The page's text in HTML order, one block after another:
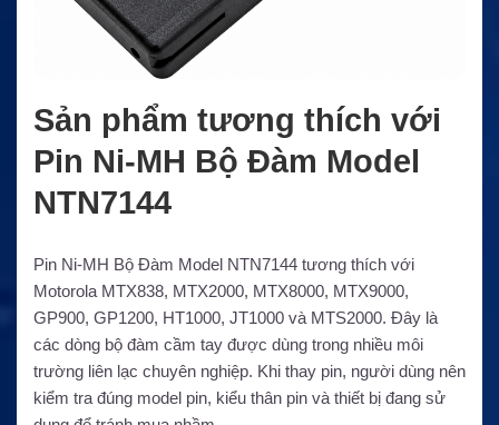
Sản phẩm tương thích với
Pin Ni-MH Bộ Đàm Model
NTN7144
Pin Ni-MH Bộ Đàm Model NTN7144 tương thích với
Motorola MTX838, MTX2000, MTX8000, MTX9000,
GP900, GP1200, HT1000, JT1000 và MTS2000. Đây là
các dòng bộ đàm cầm tay được dùng trong nhiều môi
trường liên lạc chuyên nghiệp. Khi thay pin, người dùng nên
kiểm tra đúng model pin, kiểu thân pin và thiết bị đang sử